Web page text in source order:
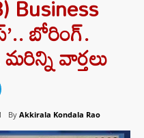
Business
బోరింగ్‌.
వార్తలు
By Akkirala Kondala Rao